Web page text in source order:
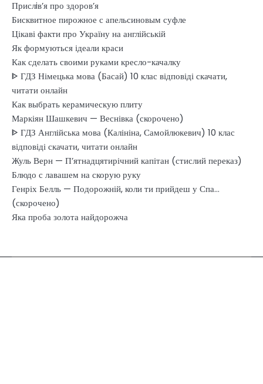
Прислiв’я про здоров’я
Бисквитное пирожное с апельсиновым суфле
Цікаві факти про Україну на англійській
Як формуються ідеали краси
Как сделать своими руками кресло-качалку
ᐈ ГДЗ Німецька мова (Басай) 10 клас відповіді скачати,
читати онлайн
Как выбрать керамическую плиту
Маркіян Шашкевич — Веснівка (скорочено)
ᐈ ГДЗ Англійська мова (Калініна, Самойлюкевич) 10 клас
відповіді скачати, читати онлайн
Жуль Верн — П’ятнадцятирічний капітан (стислий переказ)
Блюдо с лавашем на скорую руку
Генріх Белль — Подорожній, коли ти прийдеш у Спа…
(скорочено)
Яка проба золота найдорожча